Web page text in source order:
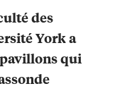
des
York a
qui